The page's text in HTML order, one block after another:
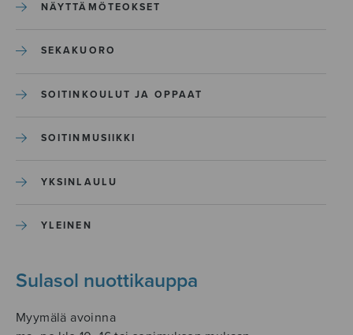
NÄYTTÄMÖTEOKSET
SEKAKUORO
SOITINKOULUT JA OPPAAT
SOITINMUSIIKKI
YKSINLAULU
YLEINEN
Sulasol nuottikauppa
Myymälä avoinna